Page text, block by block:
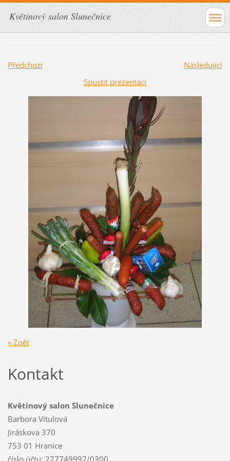
Květinový salon Slunečnice
Předchozí
Následující
Spustit prezentaci
« Zpět
Kontakt
Květinový salon Slunečnice
Barbora Vitulová
Jiráskova 370
753 01 Hranice
číslo účtu: 277749997/0300